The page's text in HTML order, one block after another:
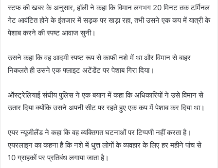
स्टफ की खबर के अनुसार, हॉली ने कहा कि विमान लगभग 20 मिनट तक टर्मिनल
गेट आवंटित होने के इंतजार में सड़क पर खड़ा रहा, तभी उसने एक कप में यात्री के
पेशाब करने की स्पष्ट आवाज सुनी।
उसने कहा कि वह आदमी स्पष्ट रूप से काफी नशे में था और विमान से बाहर
निकलते ही उसने एक फ्लाइट अटेंडेंट पर पेशाब गिरा दिया।
ऑस्ट्रेलियाई संघीय पुलिस ने एक बयान में कहा कि अधिकारियों ने उसे विमान से
उतार दिया क्योंकि उसने अपनी सीट पर रहते हुए एक कप में पेशाब कर दिया था।
एयर न्यूजीलैंड ने कहा कि वह व्यक्तिगत घटनाओं पर टिप्पणी नहीं करता है।
एयरलाइन का कहना है कि नशे में धुत्त लोगों के व्यवहार के लिए हर महीने पांच से
10 ग्राहकों पर प्रतिबंध लगाया जाता है।